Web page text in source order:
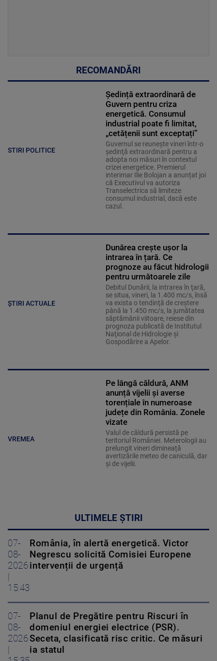
RECOMANDĂRI
STIRI POLITICE
Ședință extraordinară de
Guvern pentru criza
energetică. Consumul
industrial poate fi limitat,
„cetățenii sunt exceptați”
Guvernul se reuneşte vineri într-o
şedinţă extraordinară pentru a
adopta noi măsuri în contextul
crizei energetice. Premierul
interimar Ilie Bolojan a anunțat joi
că Executivul va autoriza
Transelectrica să limiteze
consumul industrial, dacă este
cazul.
ȘTIRI ACTUALE
Dunărea crește ușor la
intrarea în țară. Ce
prognoze au făcut hidrologii
pentru următoarele zile
Debitul Dunării, la intrarea în ţară,
se situa, vineri, la 1.400 mc/s, însă
va exista o tendinţă de creştere
până la 1.450 mc/s, la jumătatea
săptămânii viitoare, reiese din
prognoza publicată de Institutul
Naţional de Hidrologie şi
Gospodărire a Apelor.
VREMEA
Pe lângă căldură, ANM
anunță vijelii și averse
torențiale în numeroase
județe din România. Zonele
vizate
Valul de căldură persistă pe
teritoriul României. Meterologii au
prelungit vineri dimineață
avertizările meteo de caniculă, dar
și de vijelii.
ULTIMELE ȘTIRI
07-
08-
2026
|
15:43
România, în alertă energetică. Victor
Negrescu solicită Comisiei Europene
intervenții de urgență
07-
08-
2026
|
Planul de Pregătire pentru Riscuri în
domeniul energiei electrice (PSR).
Seceta, clasificată risc critic. Ce măsuri
ia statul